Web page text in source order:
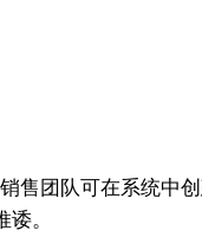
售团队可在系统中
。